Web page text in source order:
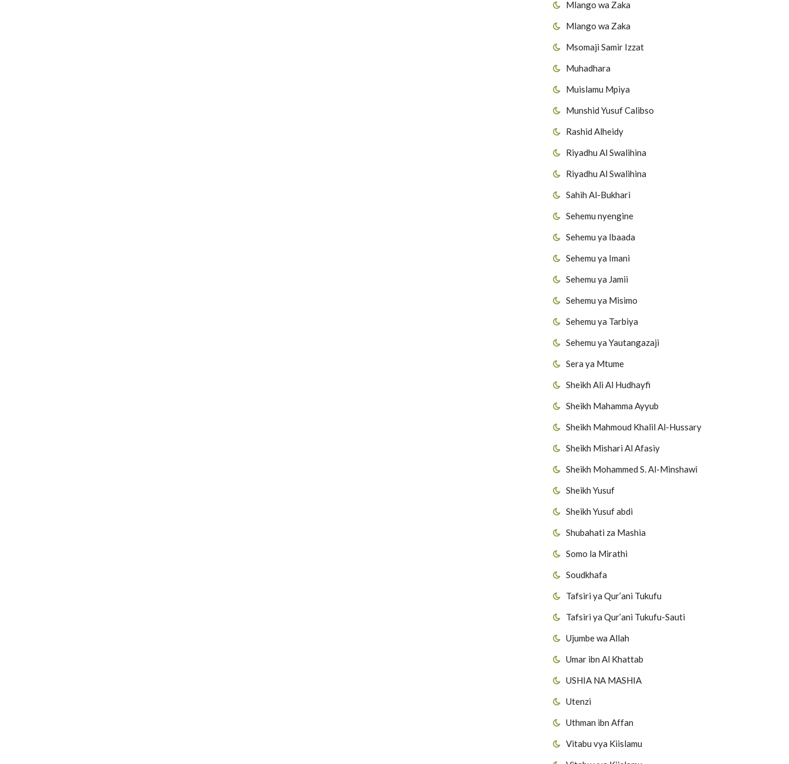
Mlango wa Zaka
Mlango wa Zaka
Msomaji Samir Izzat
Muhadhara
Muislamu Mpiya
Munshid Yusuf Calibso
Rashid Alheidy
Riyadhu Al Swalihina
Riyadhu Al Swalihina
Sahih Al-Bukhari
Sehemu nyengine
Sehemu ya Ibaada
Sehemu ya Imani
Sehemu ya Jamii
Sehemu ya Misimo
Sehemu ya Tarbiya
Sehemu ya Yautangazaji
Sera ya Mtume
Sheikh Ali Al Hudhayfi
Sheikh Mahamma Ayyub
Sheikh Mahmoud Khalil Al-Hussary
Sheikh Mishari Al Afasiy
Sheikh Mohammed S. Al-Minshawi
Sheikh Yusuf
Sheikh Yusuf abdi
Shubahati za Mashia
Somo la Mirathi
Soudkhafa
Tafsiri ya Qur’ani Tukufu
Tafsiri ya Qur’ani Tukufu-Sauti
Ujumbe wa Allah
Umar ibn Al Khattab
USHIA NA MASHIA
Utenzi
Uthman ibn Affan
Vitabu vya Kiislamu